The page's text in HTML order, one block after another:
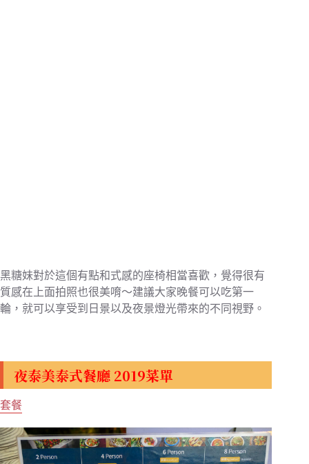
黑糖妹對於這個有點和式感的座椅相當喜歡，覺得很有
質感在上面拍照也很美唷～建議大家晚餐可以吃第一
輪，就可以享受到日景以及夜景燈光帶來的不同視野。
夜泰美泰式餐廳 2019菜單
套餐